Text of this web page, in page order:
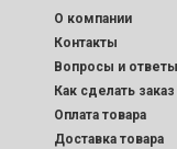
O компании
Контакты
Вопросы и ответы
Как сделать заказ
Оплата товара
Доставка товара